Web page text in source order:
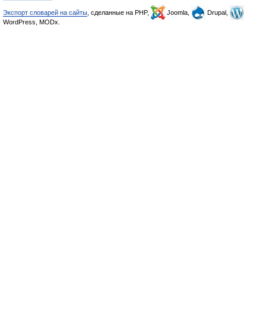
Экспорт словарей на сайты , сделанные на PHP, Joomla,
Drupal,
WordPress, MODx.